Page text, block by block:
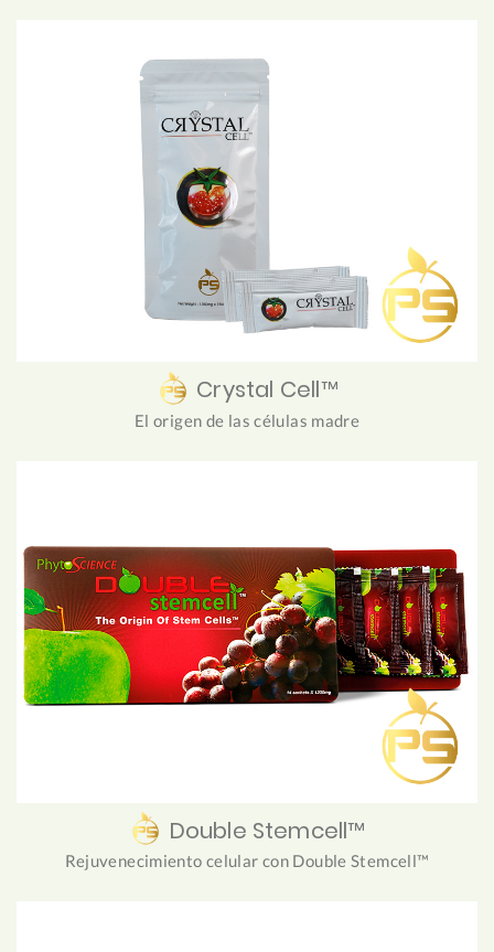
Crystal Cell™
El origen de las células madre
Double Stemcell™
Rejuvenecimiento celular con Double Stemcell™